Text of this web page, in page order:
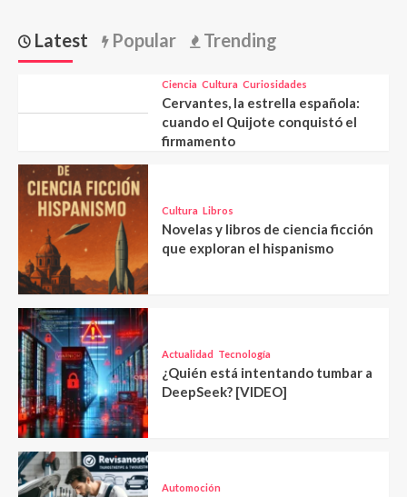
Latest Popular Trending
Ciencia Cultura Curiosidades
Cervantes, la estrella española:
cuando el Quijote conquistó el
firmamento
Cultura Libros
Novelas y libros de ciencia ficción
que exploran el hispanismo
Actualidad Tecnología
¿Quién está intentando tumbar a
DeepSeek? [VIDEO]
Automoción